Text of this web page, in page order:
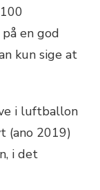
en god
kun sige at
i luftballon
(ano 2019)
i det